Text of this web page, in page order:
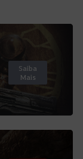
Saiba
Mais